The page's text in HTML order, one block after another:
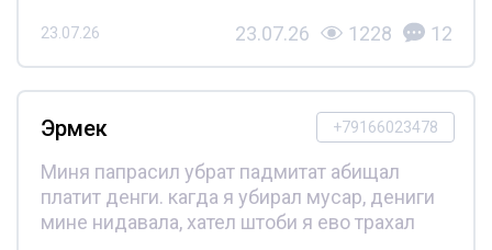
23.07.26 23.07.26 1228 12
+79166023478
Эрмек
Миня папрасил убрат падмитат абищал
платит денги. кагда я убирал мусар, дениги
мине нидавала, хател штоби я ево трахал